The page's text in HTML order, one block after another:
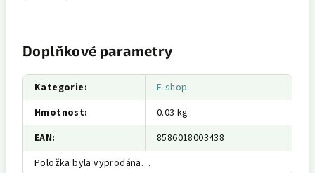
Doplňkové parametry
Kategorie:
E-shop
Hmotnost:
0.03 kg
EAN:
8586018003438
Položka byla vyprodána…